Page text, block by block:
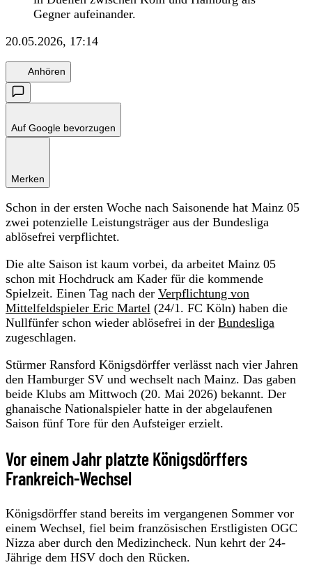
Gegner aufeinander.
20.05.2026, 17:14
Anhören
Auf Google bevorzugen
Merken
Schon in der ersten Woche nach Saisonende hat Mainz 05
zwei potenzielle Leistungsträger aus der Bundesliga
ablösefrei verpflichtet.
Die alte Saison ist kaum vorbei, da arbeitet Mainz 05
schon mit Hochdruck am Kader für die kommende
Spielzeit. Einen Tag nach der Verpflichtung von
Mittelfeldspieler Eric Martel (24/1. FC Köln) haben die
Nullfünfer schon wieder ablösefrei in der Bundesliga
zugeschlagen.
Stürmer Ransford Königsdörffer verlässt nach vier Jahren
den Hamburger SV und wechselt nach Mainz. Das gaben
beide Klubs am Mittwoch (20. Mai 2026) bekannt. Der
ghanaische Nationalspieler hatte in der abgelaufenen
Saison fünf Tore für den Aufsteiger erzielt.
Vor einem Jahr platzte Königsdörffers
Frankreich-Wechsel
Königsdörffer stand bereits im vergangenen Sommer vor
einem Wechsel, fiel beim französischen Erstligisten OGC
Nizza aber durch den Medizincheck. Nun kehrt der 24-
Jährige dem HSV doch den Rücken.